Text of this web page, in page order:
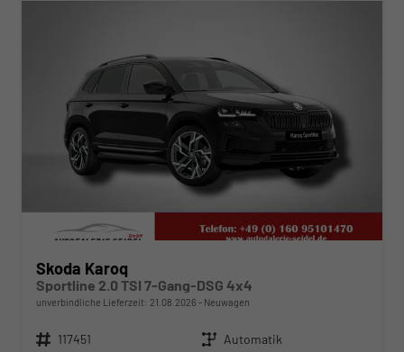
Skoda Karoq
Sportline 2.0 TSI 7-Gang-DSG 4x4
unverbindliche Lieferzeit: 21.08.2026 Neuwagen
Fahrzeugnr. 117451 Getriebe Automatik